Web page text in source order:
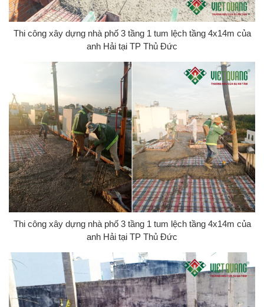
Thi công xây dựng nhà phố 3 tầng 1 tum lệch tầng 4x14m của
anh Hải tại TP Thủ Đức
Thi công xây dựng nhà phố 3 tầng 1 tum lệch tầng 4x14m của
anh Hải tại TP Thủ Đức